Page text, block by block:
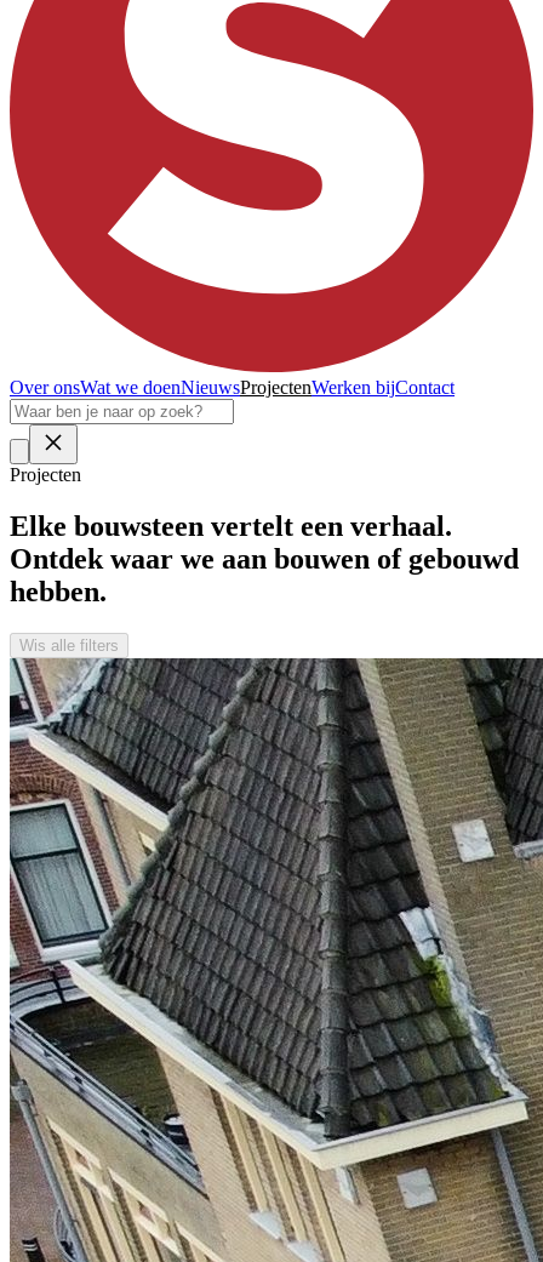
Over onsWat we doenNieuwsProjectenWerken bijContact
Projecten
Elke bouwsteen vertelt een verhaal.
Ontdek waar we aan bouwen of gebouwd
hebben.
Wis alle filters